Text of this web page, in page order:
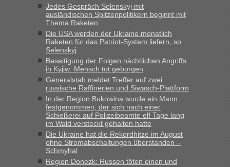
Jedes Gespräch Selenskyj mit
ausländischen Spitzenpolitikern beginnt mit
Thema Raketen
Die USA werden der Ukraine monatlich
Raketen für das Patriot-System liefern, so
Selenskyj
Beseitigung der Folgen nächtlichen Angriffs
in Kyjiw: Mensch tot geborgen
Generalstab meldet Treffer auf zwei
russische Raffinerien und Siwasch-Plattform
In der Region Bukowina wurde ein Mann
festgenommen, der sich nach einer
Schießerei auf Polizeibeamte elf Tage lang
im Wald versteckt gehalten hatte
Die Ukraine hat die Rekordhitze im August
ohne Stromabschaltungen überstanden –
Schmyhal
Region Donezk: Russen töten einen und